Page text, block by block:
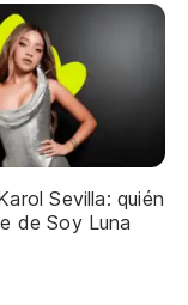
Sevilla: quién
de Soy Luna